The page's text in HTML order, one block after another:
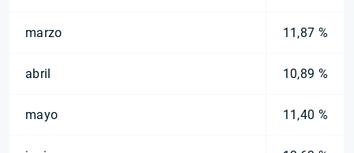
marzo 11,87 %
abril 10,89 %
mayo 11,40 %